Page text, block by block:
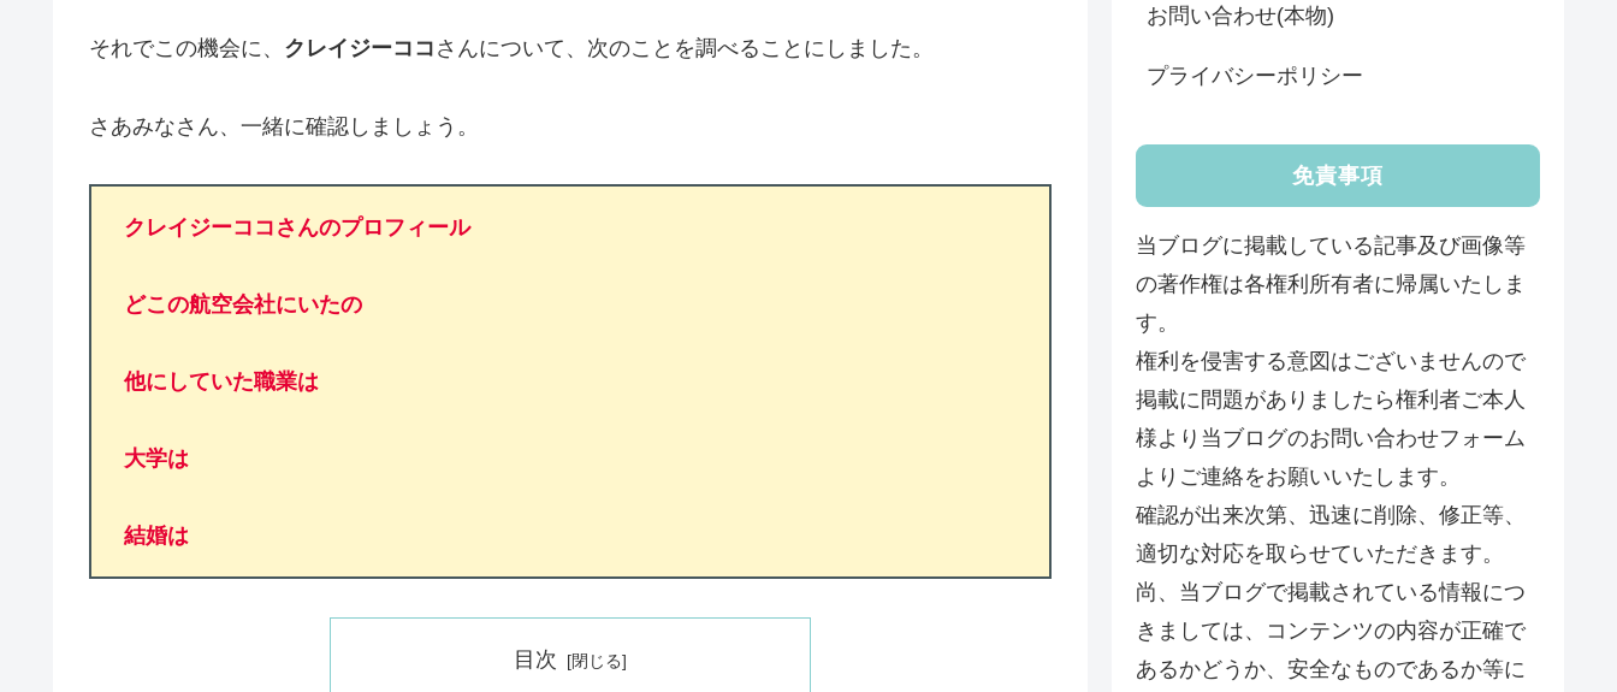
それでこの機会に、 クレイジーココ さんについて、次のことを調べることにしました。
さあみなさん、一緒に確認しましょう。
クレイジーココさんのプロフィール
どこの航空会社にいたの
他にしていた職業は
大学は
結婚は
目次
お問い合わせ(本物)
プライバシーポリシー
免責事項
当ブログに掲載している記事及び画像等
の著作権は各権利所有者に帰属いたしま
す。
権利を侵害する意図はございませんので
掲載に問題がありましたら権利者ご本人
様より当ブログのお問い合わせフォーム
よりご連絡をお願いいたします。
確認が出来次第、迅速に削除、修正等、
適切な対応を取らせていただきます。
尚、当ブログで掲載されている情報につ
きましては、コンテンツの内容が正確で
あるかどうか、安全なものであるか等に